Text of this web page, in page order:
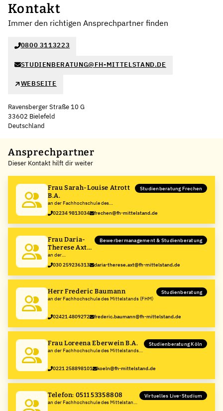
Kontakt
Immer den richtigen Ansprechpartner finden
0800 3113223
STUDIENBERATUNG@FH-MITTELSTAND.DE
WEBSEITE
Ravensberger Straße 10 G
33602 Bielefeld
Deutschland
Ansprechpartner
Dieser Kontakt hilft dir weiter
Frau Sarah-Louise Atrott
B.A.
an der Fachhochschule des
Mittelstands (FHM)
Studienberatung Frechen
02234 9813034 frechen@fh-mittelstand.de
Frau Daria-
Therese Axt
B.Sc.
an der
Fachhochschule des
Mittelstands (FHM)
Bewerbermanagement & Studienberatung
030 259236313 daria-therese.axt@fh-mittelstand.de
Herr Frederic Baumann
an der Fachhochschule des Mittelstands (FHM)
Studienberatung
02421 4809272 frederic.baumann@fh-mittelstand.de
Frau Loreena Eberwein B.A.
an der Fachhochschule des Mittelstands
Studienberatung Köln
0221 258898101 koeln@fh-mittelstand.de
Telefon: 0511 53358808
an der Fachhochschule des Mittelstands
Virtuelles Live-Studium